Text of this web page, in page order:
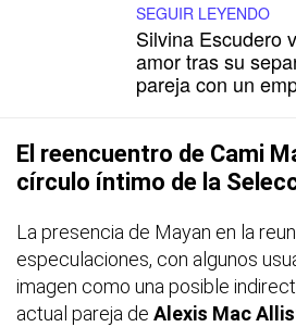
SEGUIR LEYENDO
Silvina Escudero
amor tras su
pareja con un
El reencuentro de Cami
círculo íntimo de la
La presencia de Mayan en la
especulaciones, con algunos
imagen como una posible
actual pareja de Alexis Mac